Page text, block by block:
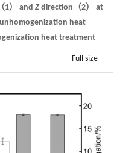
1） andZ direction（2） at
heat
heat treatment
Full size